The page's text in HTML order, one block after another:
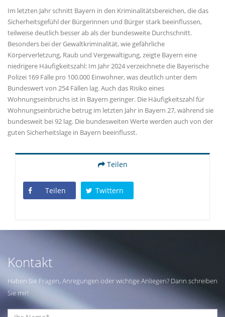
Im letzten Jahr schnitt Bayern in den Kriminalitätsbereichen, die das
Sicherheitsgefühl der Bürgerinnen und Bürger stark beeinflussen,
teilweise deutlich besser ab als der bundesweite Durchschnitt.
Besonders bei der Gewaltkriminalität, wie gefährliche
Körperverletzung, Raub und Vergewaltigung, zeigte Bayern eine
niedrigere Häufigkeitszahl: Im Jahr 2024 verzeichnete die Bayerische
Polizei 169 Fälle pro 100.000 Einwohner, was deutlich unter dem
Bundeswert von 254 Fällen lag. Auch das Risiko eines
Wohnungseinbruchs ist in Bayern geringer. Die Häufigkeitszahl für
Wohnungseinbrüche betrug im letzten Jahr in Bayern 27, während sie
bundesweit bei 92 lag. Die bundesweiten Werte werden auch von der
guten Sicherheitslage in Bayern beeinflusst.
Teilen
Teilen Twittern
Kontakt
Haben Sie Fragen, Anregungen oder wichtige Anliegen? Dann schreiben
Sie mir!